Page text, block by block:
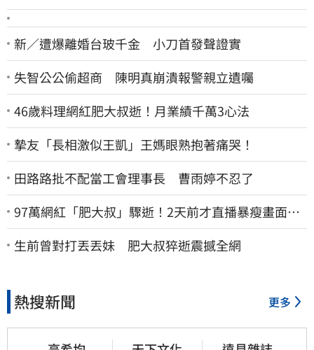
新／遭爆離婚台玻千金 小刀首發聲證實
失智公公偷超商 陳明真崩潰報警親立遺囑
46歲料理網紅肥大叔逝！月業績千萬3心法
摯友「長相激似王凱」王媽眼熟抱著痛哭！
田路路批不配當工會理事長 曹雨婷不忍了
97萬網紅「肥大叔」驟逝！2天前才直播暴瘦畫面
曝 網淚崩：一路好走
生前曾對打丟丟妹 肥大叔猝逝震撼全網
熱搜新聞 更多